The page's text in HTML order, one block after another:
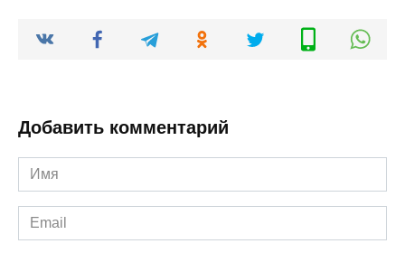
Добавить комментарий
Имя
*
Email
*